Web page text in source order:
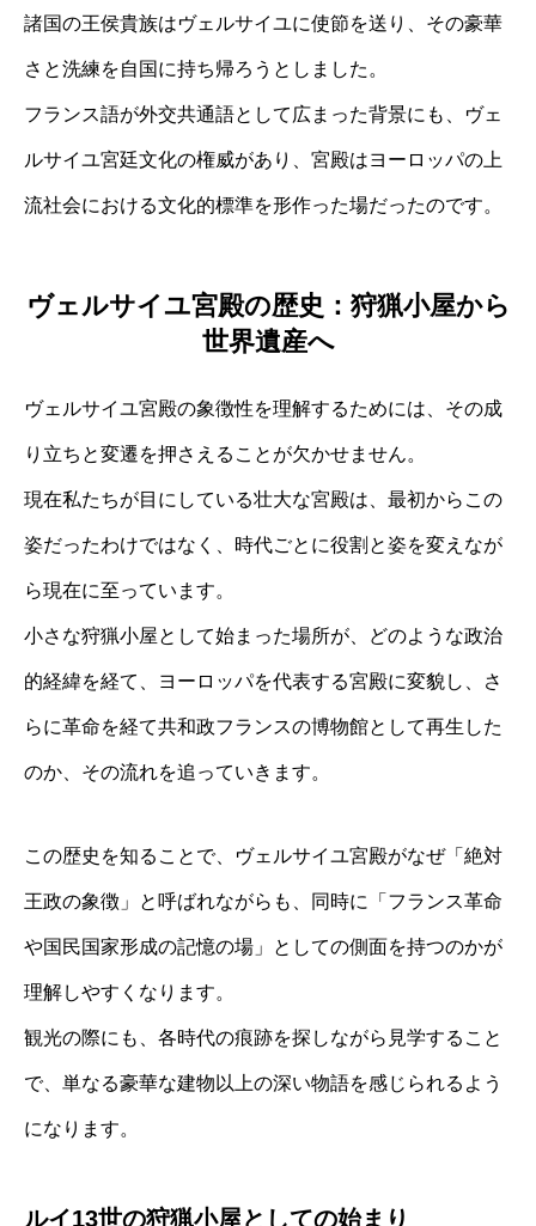
諸国の王侯貴族はヴェルサイユに使節を送り、その豪華
さと洗練を自国に持ち帰ろうとしました。
フランス語が外交共通語として広まった背景にも、ヴェ
ルサイユ宮廷文化の権威があり、宮殿はヨーロッパの上
流社会における文化的標準を形作った場だったのです。
ヴェルサイユ宮殿の歴史：狩猟小屋から
世界遺産へ
ヴェルサイユ宮殿の象徴性を理解するためには、その成
り立ちと変遷を押さえることが欠かせません。
現在私たちが目にしている壮大な宮殿は、最初からこの
姿だったわけではなく、時代ごとに役割と姿を変えなが
ら現在に至っています。
小さな狩猟小屋として始まった場所が、どのような政治
的経緯を経て、ヨーロッパを代表する宮殿に変貌し、さ
らに革命を経て共和政フランスの博物館として再生した
のか、その流れを追っていきます。
この歴史を知ることで、ヴェルサイユ宮殿がなぜ「絶対
王政の象徴」と呼ばれながらも、同時に「フランス革命
や国民国家形成の記憶の場」としての側面を持つのかが
理解しやすくなります。
観光の際にも、各時代の痕跡を探しながら見学すること
で、単なる豪華な建物以上の深い物語を感じられるよう
になります。
ルイ13世の狩猟小屋としての始まり